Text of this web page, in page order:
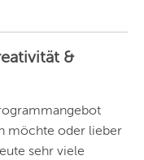
&
möchte oder lieber
sehr viele